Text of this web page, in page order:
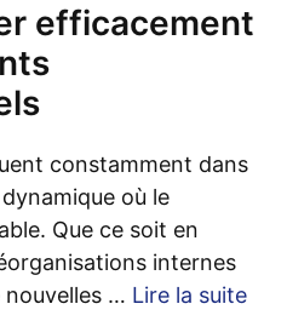
efficacement
constamment dans
où le
Que ce soit en
internes
nouvelles … Lire la suite